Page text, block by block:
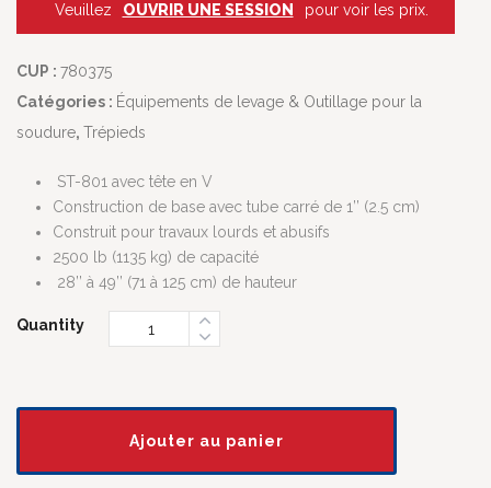
Veuillez OUVRIR UNE SESSION pour voir les prix.
CUP : 780375
Catégories : Équipements de levage & Outillage pour la
soudure, Trépieds
ST-801 avec tête en V
Construction de base avec tube carré de 1’’ (2.5 cm)
Construit pour travaux lourds et abusifs
2500 lb (1135 kg) de capacité
28’’ à 49’’ (71 à 125 cm) de hauteur
Quantity
Ajouter au panier